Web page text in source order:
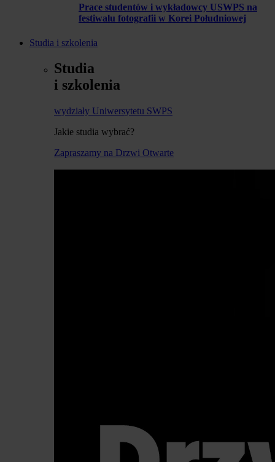
Prace studentów i wykładowcy USWPS na
festiwalu fotografii w Korei Południowej
Studia i szkolenia
Studia
i szkolenia
wydziały Uniwersytetu SWPS
Jakie studia wybrać?
Zapraszamy na Drzwi Otwarte